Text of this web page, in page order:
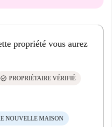
propriété vous aurez
check_circle PROPRIÉTAIRE VÉRIFIÉ
NOUVELLE MAISON